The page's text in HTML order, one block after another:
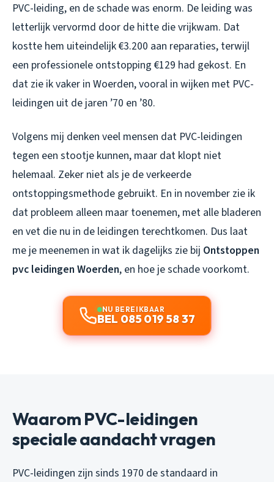
PVC-leiding, en de schade was enorm. De leiding was
letterlijk vervormd door de hitte die vrijkwam. Dat
kostte hem uiteindelijk €3.200 aan reparaties, terwijl
een professionele ontstopping €129 had gekost. En
dat zie ik vaker in Woerden, vooral in wijken met PVC-
leidingen uit de jaren ’70 en ’80.
Volgens mij denken veel mensen dat PVC-leidingen
tegen een stootje kunnen, maar dat klopt niet
helemaal. Zeker niet als je de verkeerde
ontstoppingsmethode gebruikt. En in november zie ik
dat probleem alleen maar toenemen, met alle bladeren
en vet die nu in de leidingen terechtkomen. Dus laat
me je meenemen in wat ik dagelijks zie bij Ontstoppen
pvc leidingen Woerden, en hoe je schade voorkomt.
NU BEREIKBAAR
BEL 085 019 58 37
Waarom PVC-leidingen
speciale aandacht vragen
PVC-leidingen zijn sinds 1970 de standaard in